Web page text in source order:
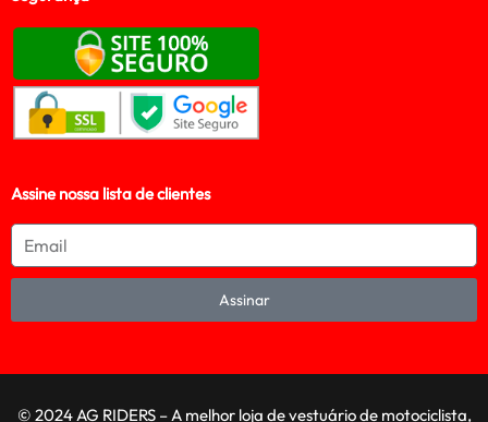
Assine nossa lista de clientes
Assinar
© 2024 AG RIDERS – A melhor loja de vestuário de motociclista,